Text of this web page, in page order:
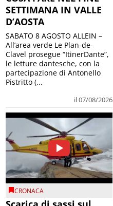
SETTIMANA IN VALLE
D’AOSTA
il 07/08/2026
SABATO 8 AGOSTO ALLEIN –
All’area verde Le Plan-de-
Clavel prosegue “ItinerDante”,
le letture dantesche, con la
partecipazione di Antonello
Pistritto (...
CRONACA